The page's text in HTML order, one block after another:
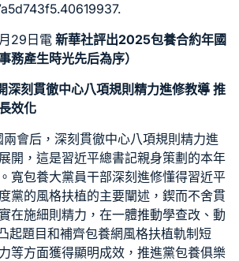
29日電新華社評出2025包養合約年國
務產生時光先后為序）
深刻貫徹中心八項規則精力進修教導 推
效化
會后，深刻貫徹中心八項規則精力進
開，這是習近平總書記親身策劃的本年
寬包養大黨員干部深刻進修懂得習近平
黨的風格扶植的主要闡述，鍥而不舍貫
在施細則精力，在一體推動學查改、動
起題目和補齊包養網風格扶植軌制短
等方面獲得顯明成效，推進黨包養俱樂